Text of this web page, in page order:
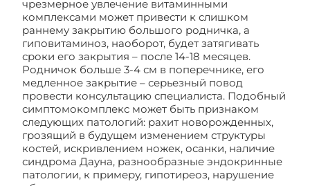
чрезмерное увлечение витаминными
комплексами может привести к слишком
раннему закрытию большого родничка, а
гиповитаминоз, наоборот, будет затягивать
сроки его закрытия – после 14-18 месяцев.
Родничок больше 3-4 см в поперечнике, его
медленное закрытие – серьезный повод
провести консультацию специалиста. Подобный
симптомокомплекс может быть признаком
следующих патологий: рахит новорожденных,
грозящий в будущем изменением структуры
костей, искривлением ножек, осанки, наличие
синдрома Дауна, разнообразные эндокринные
патологии, к примеру, гипотиреоз, нарушение